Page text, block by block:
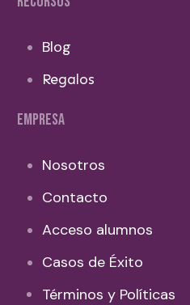
Blog
Regalos
EMPRESA
Nosotros
Contacto
Acceso alumnos
Casos de Éxito
Términos y Políticas